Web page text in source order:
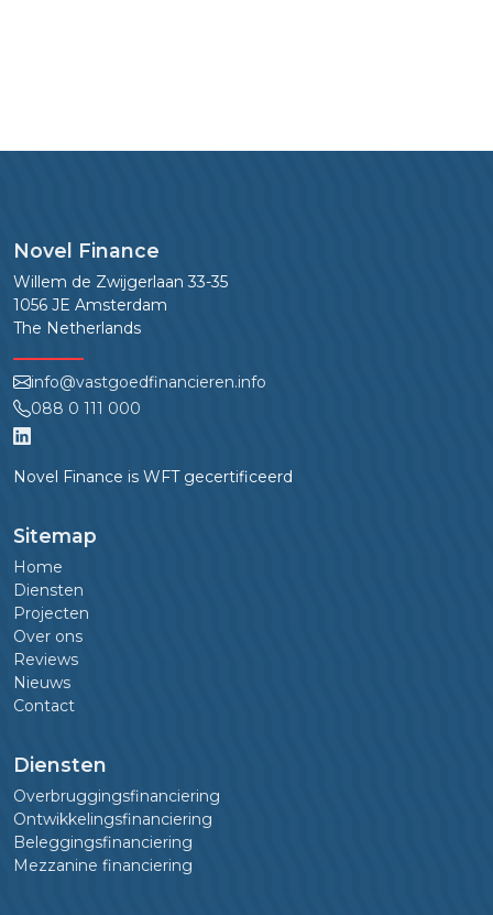
Novel Finance
Willem de Zwijgerlaan 33-35
1056 JE Amsterdam
The Netherlands
info@vastgoedfinancieren.info
088 0 111 000
Novel Finance is WFT gecertificeerd
Sitemap
Home
Diensten
Projecten
Over ons
Reviews
Nieuws
Contact
Diensten
Overbruggingsfinanciering
Ontwikkelingsfinanciering
Beleggingsfinanciering
Mezzanine financiering